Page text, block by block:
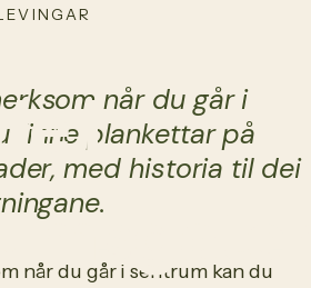
inår du går i
finne plankettar på
med historia til dei
når du går i sentrum kan du